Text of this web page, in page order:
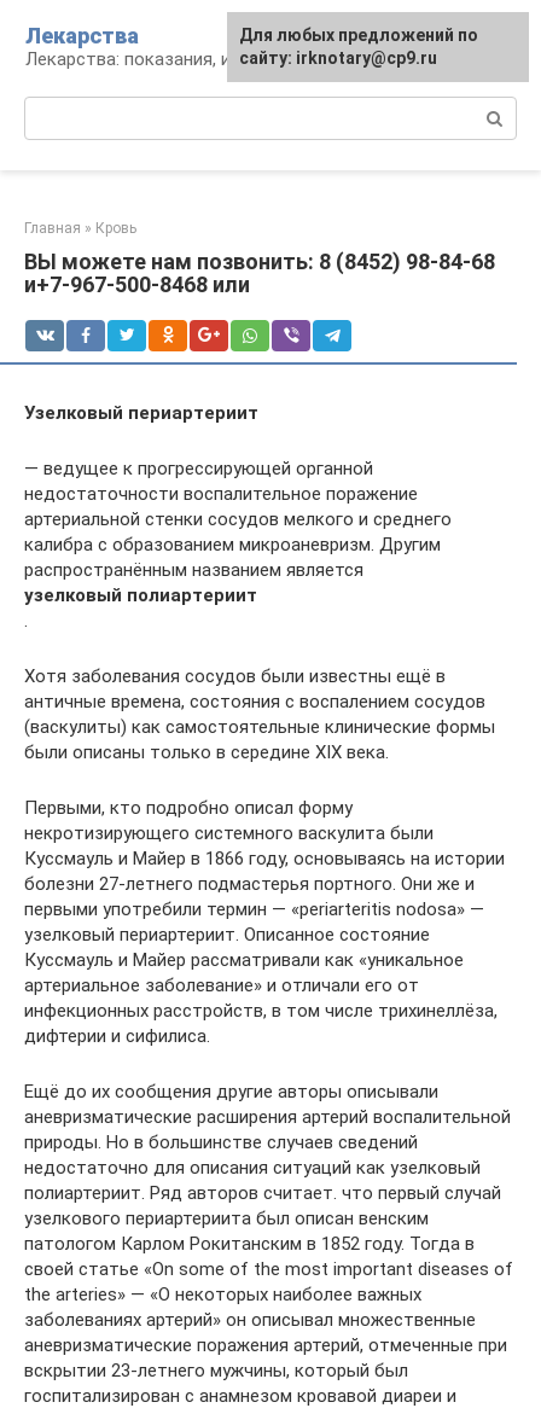
контенту
Лекарства
Лекарства: показания, инструкция, аналоги
Главная » Кровь
ВЫ можете нам позвонить: 8 (8452) 98-84-68
и+7-967-500-8468 или
Узелковый периартериит
— ведущее к прогрессирующей органной
недостаточности воспалительное поражение
артериальной стенки сосудов мелкого и среднего
калибра с образованием микроаневризм. Другим
распространённым названием является
узелковый полиартериит
.
Хотя заболевания сосудов были известны ещё в
античные времена, состояния с воспалением сосудов
(васкулиты) как самостоятельные клинические формы
были описаны только в середине XIX века.
Первыми, кто подробно описал форму
некротизирующего системного васкулита были
Куссмауль и Майер в 1866 году, основываясь на истории
болезни 27-летнего подмастерья портного. Они же и
первыми употребили термин — «periarteritis nodosa» —
узелковый периартериит. Описанное состояние
Куссмауль и Майер рассматривали как «уникальное
артериальное заболевание» и отличали его от
инфекционных расстройств, в том числе трихинеллёза,
дифтерии и сифилиса.
Ещё до их сообщения другие авторы описывали
аневризматические расширения артерий воспалительной
природы. Но в большинстве случаев сведений
недостаточно для описания ситуаций как узелковый
полиартериит. Ряд авторов считает. что первый случай
узелкового периартериита был описан венским
патологом Карлом Рокитанским в 1852 году. Тогда в
своей статье «On some of the most important diseases of
the arteries» — «О некоторых наиболее важных
заболеваниях артерий» он описывал множественные
аневризматические поражения артерий, отмеченные при
вскрытии 23-летнего мужчины, который был
госпитализирован с анамнезом кровавой диареи и
Для любых предложений по
сайту: irknotary@cp9.ru